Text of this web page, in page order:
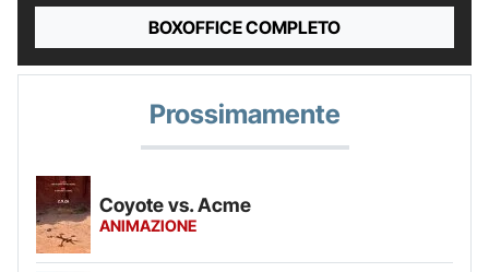
BOXOFFICE COMPLETO
Prossimamente
Coyote vs. Acme
ANIMAZIONE